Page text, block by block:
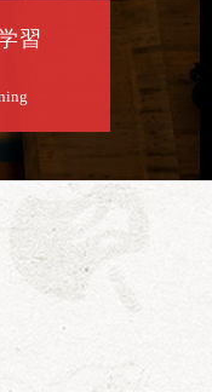
木屋娘」ほか一席
円
務局 090-8126-
あり
配信の
ック
習